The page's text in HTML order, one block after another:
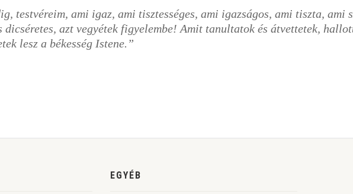
testvéreim, ami igaz, ami tisztességes, ami igazságos, ami tiszta,
dicséretes, azt vegyétek figyelembe! Amit tanultatok és átvettetek,
lesz a békesség Istene.”
EGYÉB